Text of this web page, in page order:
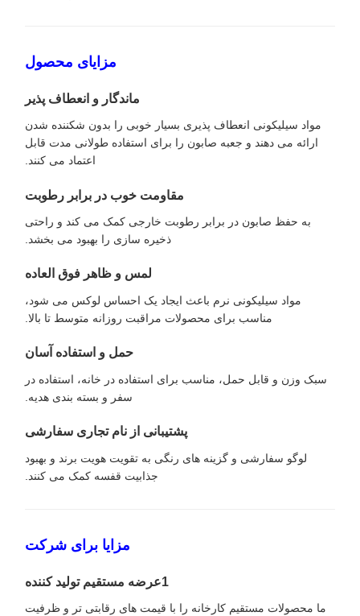
مزایای محصول
ماندگار و انعطاف پذیر
مواد سیلیکونی انعطاف پذیری بسیار خوبی را بدون شکننده شدن
ارائه می دهند و جعبه صابون را برای استفاده طولانی مدت قابل
اعتماد می کنند.
مقاومت خوب در برابر رطوبت
به حفظ صابون در برابر رطوبت خارجی کمک می کند و راحتی
ذخیره سازی را بهبود می بخشد.
لمس و ظاهر فوق العاده
مواد سیلیکونی نرم باعث ایجاد یک احساس لوکس می شود،
مناسب برای محصولات مراقبت روزانه متوسط تا بالا.
حمل و استفاده آسان
سبک وزن و قابل حمل، مناسب برای استفاده در خانه، استفاده در
سفر و بسته بندی هدیه.
پشتیبانی از نام تجاری سفارشی
لوگو سفارشی و گزینه های رنگی به تقویت هویت برند و بهبود
جذابیت قفسه کمک می کنند.
مزایا برای شرکت
1عرضه مستقیم تولید کننده
ما محصولات مستقیم کارخانه را با قیمت های رقابتی تر و ظرفیت